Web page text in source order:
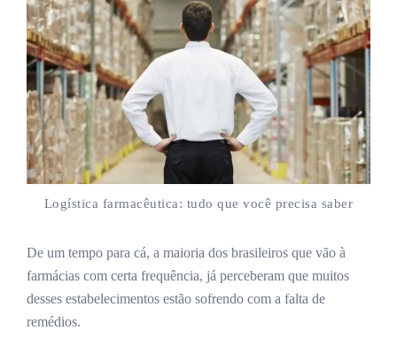
Logística farmacêutica: tudo que você precisa saber
De um tempo para cá, a maioria dos brasileiros que vão à
farmácias com certa frequência, já perceberam que muitos
desses estabelecimentos estão sofrendo com a falta de
remédios.